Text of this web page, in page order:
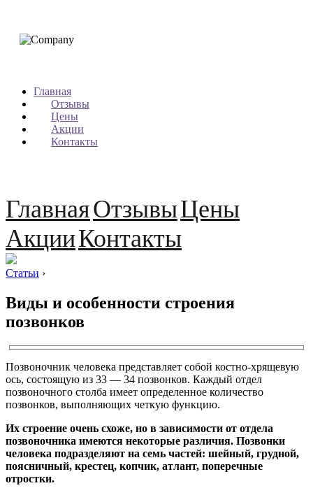
Главная
Отзывы
Цены
Акции
Контакты
ГлавнаяОтзывыЦены
АкцииКонтакты
Статьи ›
Виды и особенности строения
позвонков
Позвоночник человека представляет собой костно-хрящевую
ось, состоящую из 33 — 34 позвонков. Каждый отдел
позвоночного столба имеет определенное количество
позвонков, выполняющих четкую функцию.
Их строение очень схоже, но в зависимости от отдела
позвоночника имеются некоторые различия. Позвонки
человека подразделяют на семь частей: шейный, грудной,
поясничный, крестец, копчик, атлант, поперечные
отростки.